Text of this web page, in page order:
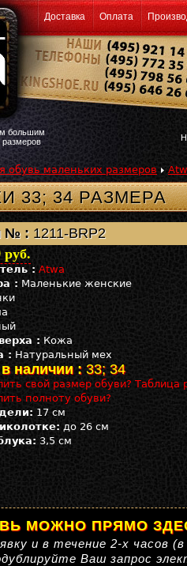
Доставка Оплата
большим
размеров
обувь маленьких размеров
33; 34 РАЗМЕРА
№ : 1211-BRP2
руб.
: Atwa
: Маленькие женские
: Кожа
: Натуральный мех
наличии : 33; 34
свой размер обуви? Таблица
полноту обуви?
17 см
до 26 см
3,5 см
МОЖНО ПРЯМО
и в течение 2-х часов (в
Ваш запрос